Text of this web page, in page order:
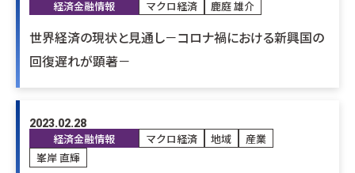
経済金融情報 マクロ経済 鹿庭 雄介
世界経済の現状と見通し－コロナ禍における新興国の
回復遅れが顕著－
2023.02.28
経済金融情報 マクロ経済 地域
産業
峯岸 直輝